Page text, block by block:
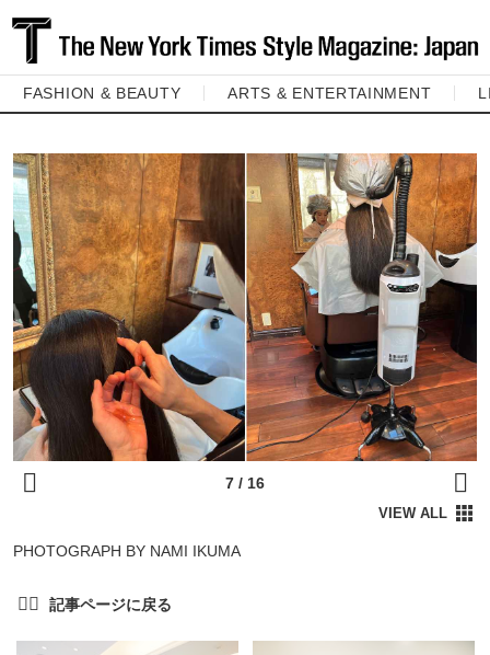
FASHION & BEAUTY ARTS & ENTERTAINMENT
PHOTOGRAPH BY NAMI IKUMA